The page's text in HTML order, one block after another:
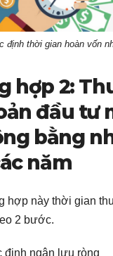
định thời gian hoàn vốn
hợp 2:
đầu tư
bằng
năm
hợp này thời gian
2 bước.
định ngân lưu ròng